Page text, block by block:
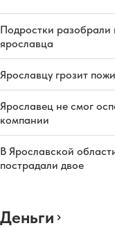
Подростки
ярославца
Ярославцу грозит
Ярославец не смог
компании
В Ярославской
пострадали двое
Деньги